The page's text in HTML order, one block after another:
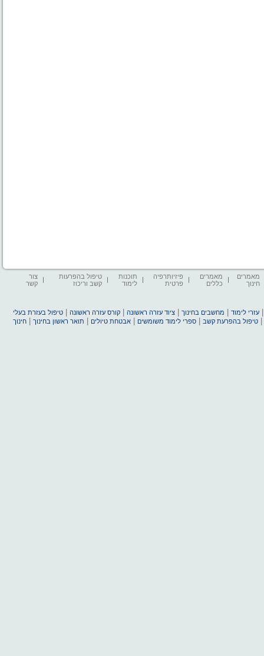
מאמרים
חינוך
מאמרים
כללים
פיזיותרפיה
פרטית
תוכנות
לימוד
טיפול בהפרעות
קשב וריכוז
צור
קשר
עזרי לימוד מחשבים בחינוך |ציוד עזרה ראשונה |קורס עזרה ראשונה |טיפול בעזרת בעלי
|טיפול בהפרעת קשב |ספרי לימוד משומשים |אבטחת טיולים תואר ראשון בחינוך |חינוך